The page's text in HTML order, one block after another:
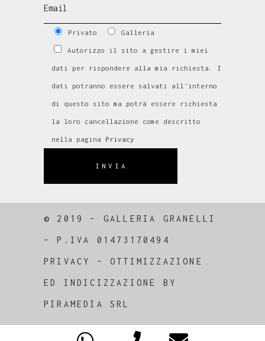
Privato Galleria
Autorizzo il sito a gestire i miei
dati per rispondere alla mia richiesta. I
dati potranno essere salvati all'interno
di questo sito ma potrà essere richiesta
la loro cancellazione come descritto
nella pagina Privacy
INVIA
© 2019 – GALLERIA GRANELLI
–P.IVA 01473170494
PRIVACY –OTTIMIZZAZIONE
ED INDICIZZAZIONE BY
PIRAMEDIA SRL